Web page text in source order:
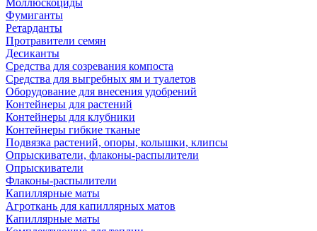
Моллюскоциды
Фумиганты
Ретарданты
Протравители семян
Десиканты
Средства для созревания компоста
Средства для выгребных ям и туалетов
Оборудование для внесения удобрений
Контейнеры для растений
Контейнеры для клубники
Контейнеры гибкие тканые
Подвязка растений, опоры, колышки, клипсы
Опрыскиватели, флаконы-распылители
Опрыскиватели
Флаконы-распылители
Капиллярные маты
Агроткань для капиллярных матов
Капиллярные маты